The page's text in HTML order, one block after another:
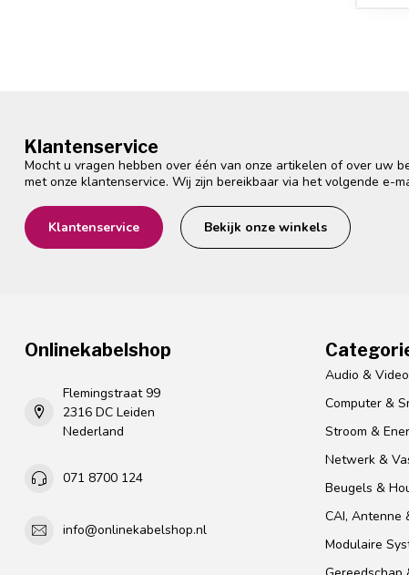
Klantenservice
Mocht u vragen hebben over één van onze artikelen of over uw
met onze klantenservice. Wij zijn bereikbaar via het volgende e-
Klantenservice Bekijk onze winkels
Onlinekabelshop
Flemingstraat 99
2316 DC Leiden
Nederland
071 8700 124
info@onlinekabelshop.nl
Audio & Video
Computer &
Stroom &
Netwerk &
Beugels &
CAI, Antenne
Modulaire